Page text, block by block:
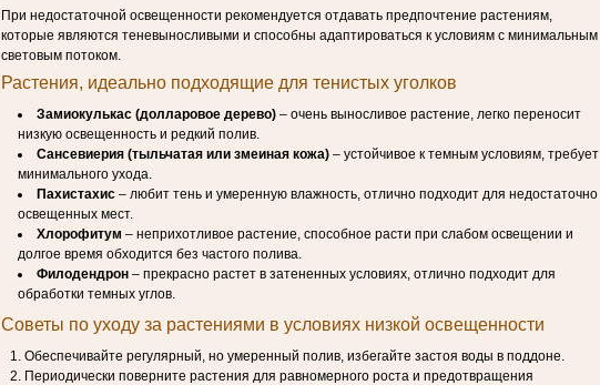
При недостаточной освещенности рекомендуется отдавать предпочтение растениям,
которые являются теневыносливыми и способны адаптироваться к условиям с минимальным
световым потоком.
Растения, идеально подходящие для тенистых уголков
Замиокулькас (долларовое дерево) – очень выносливое растение, легко переносит
низкую освещенность и редкий полив.
Сансевиерия (тыльчатая или змеиная кожа) – устойчивое к темным условиям, требует
минимального ухода.
Пахистахис – любит тень и умеренную влажность, отлично подходит для недостаточно
освещенных мест.
Хлорофитум – неприхотливое растение, способное расти при слабом освещении и
долгое время обходится без частого полива.
Филодендрон – прекрасно растет в затененных условиях, отлично подходит для
обработки темных углов.
Советы по уходу за растениями в условиях низкой освещенности
Обеспечивайте регулярный, но умеренный полив, избегайте застоя воды в поддоне.
Периодически поверните растения для равномерного роста и предотвращения